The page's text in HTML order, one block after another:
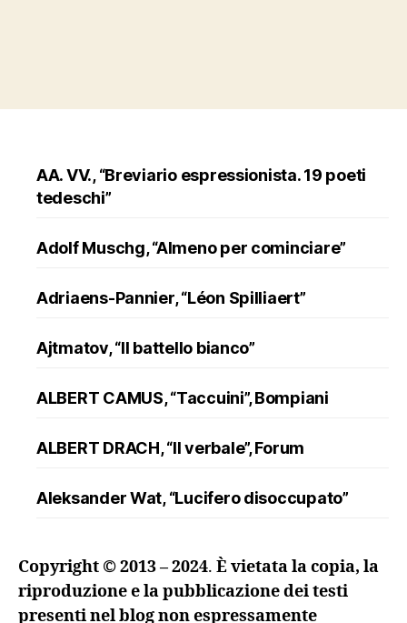
AA. VV., “Breviario espressionista. 19 poeti
tedeschi”
Adolf Muschg, “Almeno per cominciare”
Adriaens-Pannier, “Léon Spilliaert”
Ajtmatov, “Il battello bianco”
ALBERT CAMUS, “Taccuini”, Bompiani
ALBERT DRACH, “Il verbale”, Forum
Aleksander Wat, “Lucifero disoccupato”
ranuncolo”, Oscar Mondadori
Copyright © 2013 – 2024. È vietata la copia, la
riproduzione e la pubblicazione dei testi
presenti nel blog non espressamente